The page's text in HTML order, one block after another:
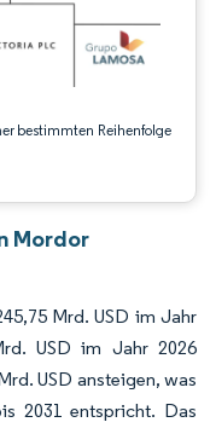
bestimmten Reihenfolge
Mordor
Mrd. USD im Jahr
USD im Jahr 2026
USD ansteigen, was
2031 entspricht. Das